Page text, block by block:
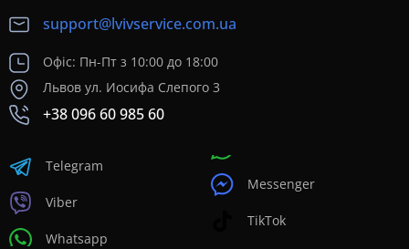
support@lvivservice.com.ua
Офіс: Пн-Пт з 10:00 до 18:00
Львов ул. Иосифа Слепого 3
+38 096 60 985 60
Telegram
Viber
Whatsapp
Messenger
TikTok